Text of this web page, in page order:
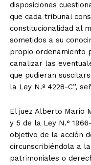
disposiciones
que cada tribunal
constitucionalidad al
sometidos a su
propio ordenamiento
canalizar las
que pudieran
la Ley N.º 4228-C”,
El juez Alberto Mario
y 5 de la Ley N.°
objetivo de la acción
circunscribiéndola a
patrimoniales o